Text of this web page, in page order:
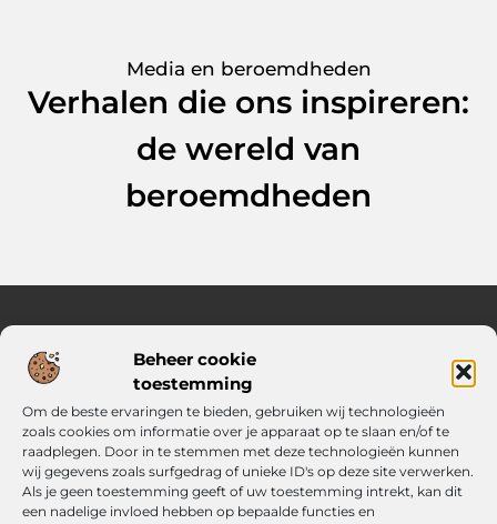
Beheer cookie
toestemming
Om de beste ervaringen te bieden, gebruiken wij technologieën
zoals cookies om informatie over je apparaat op te slaan en/of te
raadplegen. Door in te stemmen met deze technologieën kunnen
wij gegevens zoals surfgedrag of unieke ID's op deze site verwerken.
Als je geen toestemming geeft of uw toestemming intrekt, kan dit
een nadelige invloed hebben op bepaalde functies en
Media en beroemdheden
Verhalen die ons inspireren:
de wereld van
beroemdheden
Over Knal Relaxed
Heldere ideeën en slimme keuzes voor elke dag
Verken een mix van inspirerende content met praktische tips,
verrassende inzichten en frisse perspectieven. Alles wat je
nodig hebt om met vertrouwen en richting je dag te starten.